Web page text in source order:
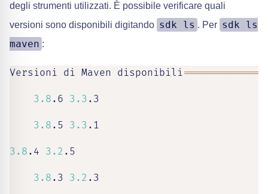
degli strumenti utilizzati. È possibile verificare quali
versioni sono disponibili digitando sdk ls . Per sdk ls
maven :
Versioni di Maven disponibili==============
3.8 .6 3.3 .3
3.8 .5 3.3 .1
3.8 .4 3.2 .5
3.8 .3 3.2 .3